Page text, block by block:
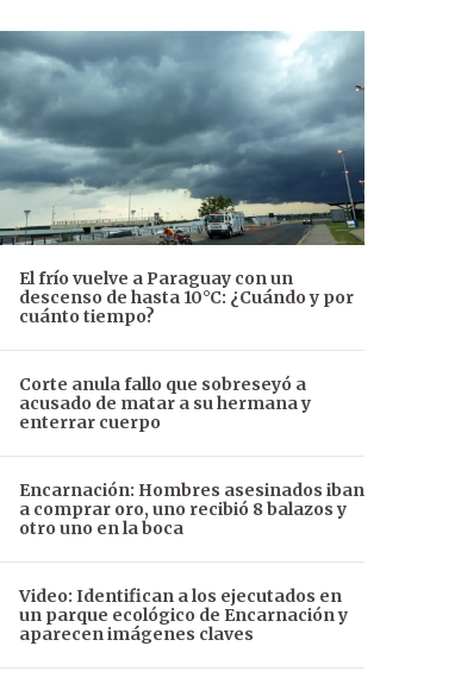
El frío vuelve a Paraguay con un
descenso de hasta 10°C: ¿Cuándo y por
cuánto tiempo?
Corte anula fallo que sobreseyó a
acusado de matar a su hermana y
enterrar cuerpo
Encarnación: Hombres asesinados iban
a comprar oro, uno recibió 8 balazos y
otro uno en la boca
Video: Identifican a los ejecutados en
un parque ecológico de Encarnación y
aparecen imágenes claves